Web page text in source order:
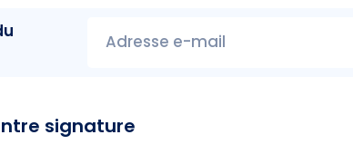
Adresse e-mail
signature